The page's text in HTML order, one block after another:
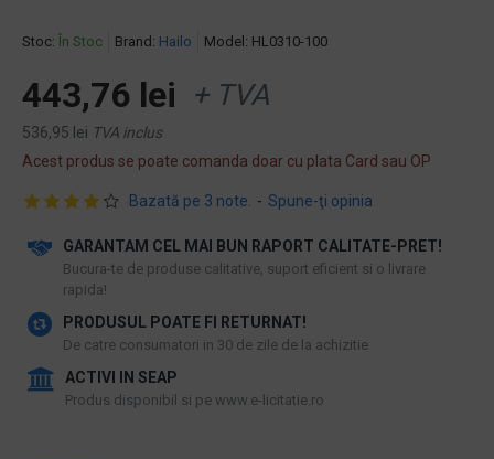
Stoc: În Stoc Brand: Hailo Model: HL0310-100
Bazată pe 3 note. - Spune-ţi opinia
443,76 lei + TVA
536,95 lei TVA inclus
Acest produs se poate comanda doar cu plata Card sau OP
GARANTAM CEL MAI BUN RAPORT CALITATE-PRET!
​Bucura-te de produse calitative, suport eficient si o livrare
rapida!
PRODUSUL POATE FI RETURNAT!
De catre consumatori in 30 de zile de la achizitie
ACTIVI IN SEAP
Produs disponibil si pe www.e-licitatie.ro